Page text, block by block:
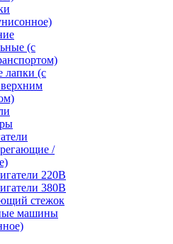
(с
(с
/
220В
380В
стежок
машины